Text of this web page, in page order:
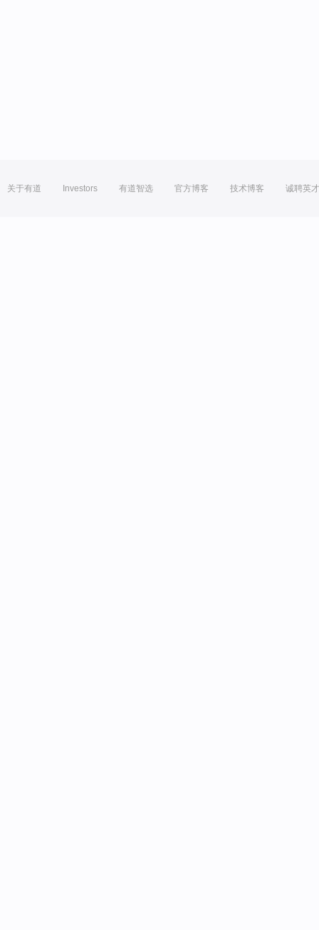
关于有道 Investors 有道智选 官方博客 技术博客 诚聘英才